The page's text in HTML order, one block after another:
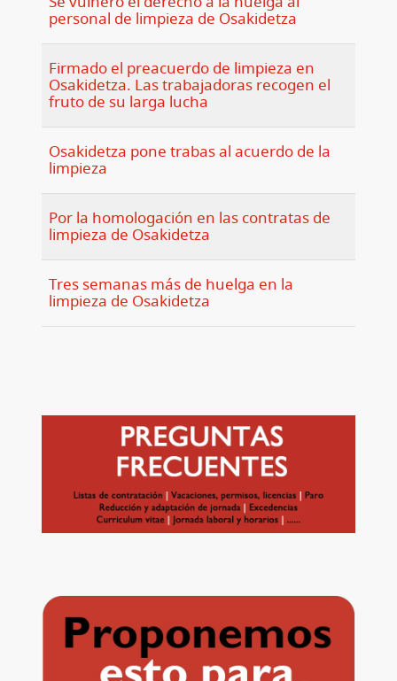
personal de limpieza de Osakidetza
Firmado el preacuerdo de limpieza en
Osakidetza. Las trabajadoras recogen el
fruto de su larga lucha
Osakidetza pone trabas al acuerdo de la
limpieza
Por la homologación en las contratas de
limpieza de Osakidetza
Tres semanas más de huelga en la
limpieza de Osakidetza